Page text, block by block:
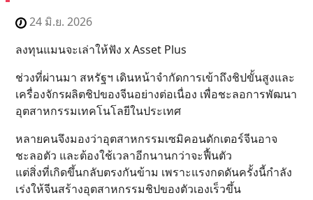
24 มิ.ย. 2026
ลงทุนแมนจะเล่าให้ฟัง x Asset Plus
ช่วงที่ผ่านมา สหรัฐฯ เดินหน้าจำกัดการเข้าถึงชิปขั้นสูงและ
เครื่องจักรผลิตชิปของจีนอย่างต่อเนื่อง เพื่อชะลอการพัฒนา
อุตสาหกรรมเทคโนโลยีในประเทศ
หลายคนจึงมองว่าอุตสาหกรรมเซมิคอนดักเตอร์จีนอาจ
ชะลอตัว และต้องใช้เวลาอีกนานกว่าจะฟื้นตัว
แต่สิ่งที่เกิดขึ้นกลับตรงกันข้าม เพราะแรงกดดันครั้งนี้กำลัง
เร่งให้จีนสร้างอุตสาหกรรมชิปของตัวเองเร็วขึ้น